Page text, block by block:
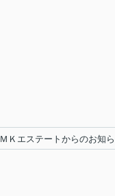
ＭＫエステートからのお知